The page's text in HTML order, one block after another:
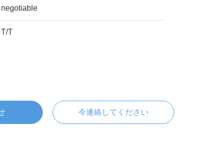
negotiable
T/T
今連絡してください